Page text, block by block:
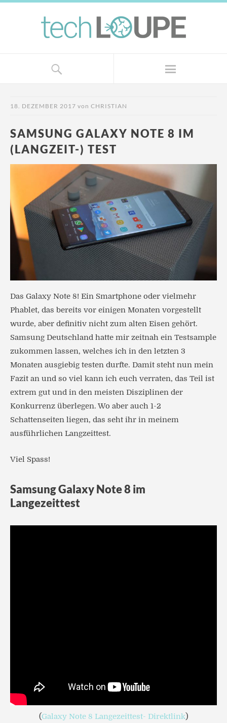
18. DEZEMBER 2017 von CHRISTIAN
SAMSUNG GALAXY NOTE 8 IM
(LANGZEIT-) TEST
Das Galaxy Note 8! Ein Smartphone oder vielmehr
Phablet, das bereits vor einigen Monaten vorgestellt
wurde, aber definitiv nicht zum alten Eisen gehört.
Samsung Deutschland hatte mir zeitnah ein Testsample
zukommen lassen, welches ich in den letzten 3
Monaten ausgiebig testen durfte. Damit steht nun mein
Fazit an und so viel kann ich euch verraten, das Teil ist
extrem gut und in den meisten Disziplinen der
Konkurrenz überlegen. Wo aber auch 1-2
Schattenseiten liegen, das seht ihr in meinem
ausführlichen Langzeittest.
Viel Spass!
Samsung Galaxy Note 8 im
Langezeittest
(Galaxy Note 8 Langezeittest- Direktlink)